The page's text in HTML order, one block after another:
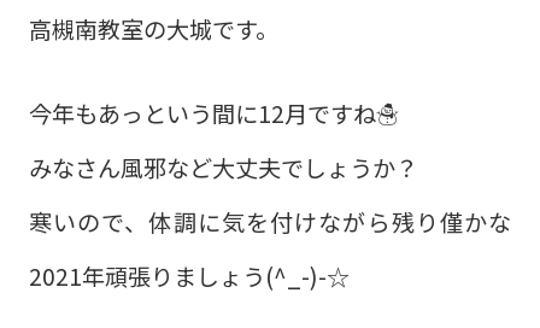
高槻南教室の大城です。
今年もあっという間に12月ですね☃
みなさん風邪など大丈夫でしょうか？
寒いので、体調に気を付けながら残り僅かな
2021年頑張りましょう(^_-)-☆